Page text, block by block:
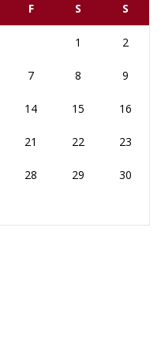
F S S
1 2
7 8 9
14 15 16
21 22 23
28 29 30